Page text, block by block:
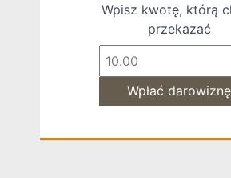
Wpisz kwotę, którą
przekazać